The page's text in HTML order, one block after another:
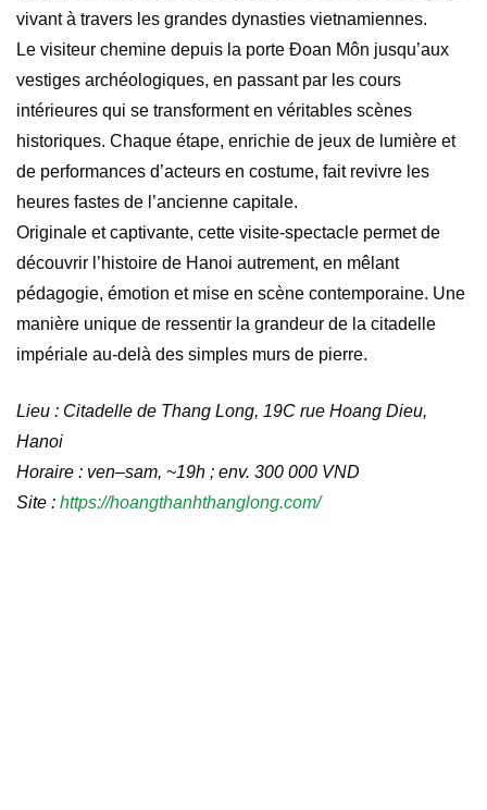
vivant à travers les grandes dynasties vietnamiennes.
Le visiteur chemine depuis la porte Đoan Môn jusqu’aux
vestiges archéologiques, en passant par les cours
intérieures qui se transforment en véritables scènes
historiques. Chaque étape, enrichie de jeux de lumière et
de performances d’acteurs en costume, fait revivre les
heures fastes de l’ancienne capitale.
Originale et captivante, cette visite-spectacle permet de
découvrir l’histoire de Hanoi autrement, en mêlant
pédagogie, émotion et mise en scène contemporaine. Une
manière unique de ressentir la grandeur de la citadelle
impériale au-delà des simples murs de pierre.
Lieu : Citadelle de Thang Long, 19C rue Hoang Dieu,
Hanoi
Horaire : ven–sam, ~19h ; env. 300 000 VND
Site : https://hoangthanhthanglong.com/